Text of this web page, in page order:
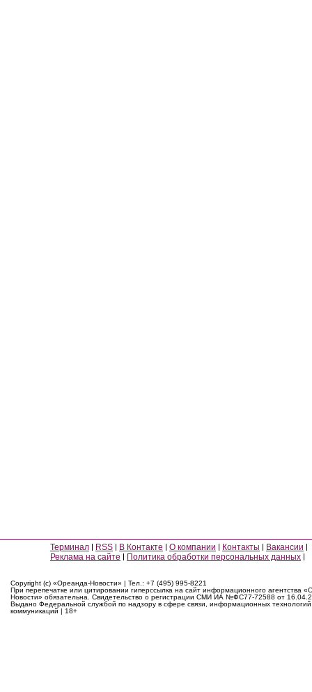
Терминал RSS В Контакте О компании Контакты
Вакансии
Реклама на сайте
Политика обработки персональных данных
Copyright (c) «Ореанда-Новости» | Тел.: +7 (495) 995-8221
При перепечатке или цитировании гиперссылка на сайт информационного агентства
Новости» обязательна. Свидетельство о регистрации СМИ ИА №ФС77-72588 от
Выдано Федеральной службой по надзору в сфере связи, информационных
коммуникаций | 18+